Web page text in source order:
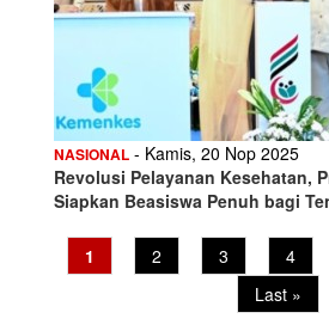
NASIONAL - Kamis, 20 Nop 2025
Revolusi Pelayanan Kesehatan,
Siapkan Beasiswa Penuh bagi
Pagination
Current
page
1 Page
2 Page
3 Page
4
Last
page
Last »